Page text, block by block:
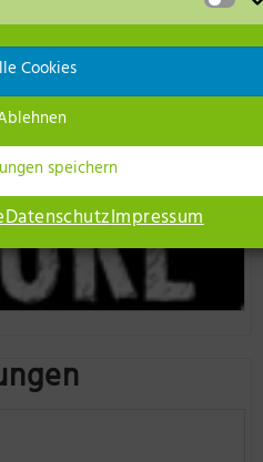
Cookies
speichern
DatenschutzImpressum